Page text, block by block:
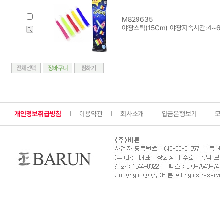
M829635
야광스틱(15Cm) 야광지속시간
개인정보취급방침 이용약관 회사소개 입금은행보기